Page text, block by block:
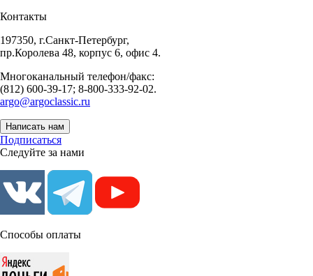
Контакты
197350, г.Санкт-Петербург,
пр.Королева 48, корпус 6, офис 4.
Многоканальный телефон/факс:
(812) 600-39-17; 8-800-333-92-02.
argo@argoclassic.ru
Написать нам
Подписаться
Следуйте за нами
Способы оплаты